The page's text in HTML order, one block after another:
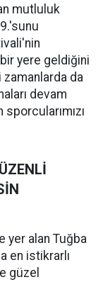
mutluluk
yere geldiğini
da
devam
yer alan Tuğba
en istikrarlı
güzel